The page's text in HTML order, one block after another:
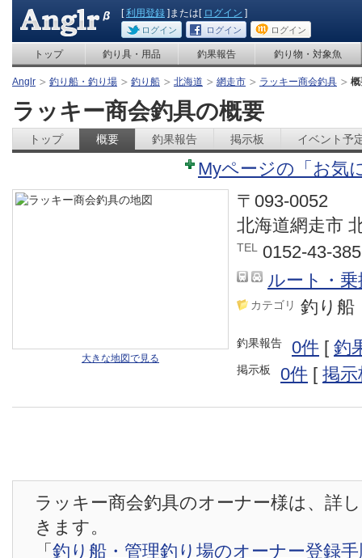
[利用登録 ]または[ ログイン ]
ログイン ログイン ログイン
トップ 釣り具・用品 釣果報告 釣り物・対象魚
Anglr 釣り船・釣り場 釣り船 北海道 網走市 ラッキー商会釣具
ラッキー商会釣具の概要
トップ 概要 釣果報告 掲示板 イベント予
Myページの「お気
大きな地図で見る
〒093-0052
北海道網走市
TEL
0152-43-
ルート・
カテゴリ 釣り船
釣果報告 0件 [ 釣
掲示板 0件 [ 掲
ラッキー商会釣具のオーナー様は、詳
きます。
「 釣り船・管理釣り場のオーナー登録